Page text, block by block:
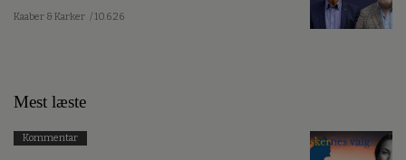
Kaaber & Karker / 10.6.26
Mest læste
Kommentar